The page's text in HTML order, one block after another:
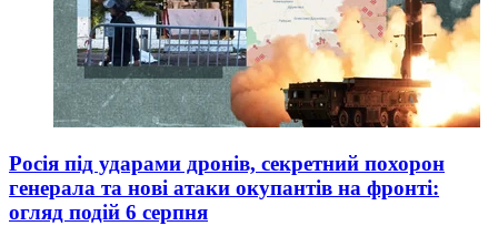
Росія під ударами дронів, секретний похорон
генерала та нові атаки окупантів на фронті:
огляд подій 6 серпня